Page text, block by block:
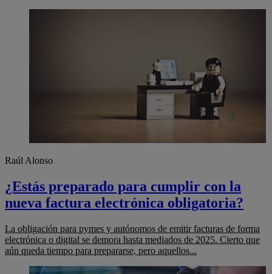
Raúl Alonso
¿Estás preparado para cumplir con la
nueva factura electrónica obligatoria?
La obligación para pymes y autónomos de emitir facturas de forma
electrónica o digital se demora hasta mediados de 2025. Cierto que
aún queda tiempo para prepararse, pero aquellos...